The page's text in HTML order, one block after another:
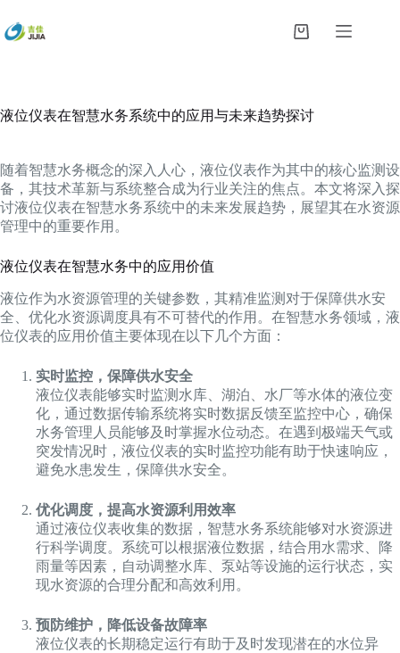
过
内
购
液位仪表在智慧水务系统中的应用与未来趋势探讨
随着智慧水务概念的深入人心，液位仪表作为其中的核心监测设
备，其技术革新与系统整合成为行业关注的焦点。本文将深入探
讨液位仪表在智慧水务系统中的未来发展趋势，展望其在水资源
管理中的重要作用。
液位仪表在智慧水务中的应用价值
液位作为水资源管理的关键参数，其精准监测对于保障供水安
全、优化水资源调度具有不可替代的作用。在智慧水务领域，液
位仪表的应用价值主要体现在以下几个方面：
实时监控，保障供水安全
液位仪表能够实时监测水库、湖泊、水厂等水体的液位变
化，通过数据传输系统将实时数据反馈至监控中心，确保
水务管理人员能够及时掌握水位动态。在遇到极端天气或
突发情况时，液位仪表的实时监控功能有助于快速响应，
避免水患发生，保障供水安全。
优化调度，提高水资源利用效率
通过液位仪表收集的数据，智慧水务系统能够对水资源进
行科学调度。系统可以根据液位数据，结合用水需求、降
雨量等因素，自动调整水库、泵站等设施的运行状态，实
现水资源的合理分配和高效利用。
预防维护，降低设备故障率
液位仪表的长期稳定运行有助于及时发现潜在的水位异